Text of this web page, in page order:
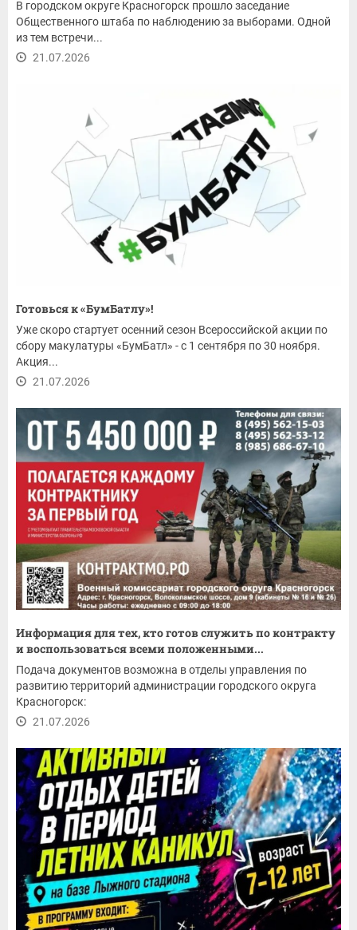
В городском округе Красногорск прошло заседание
Общественного штаба по наблюдению за выборами. Одной
из тем встречи...
21.07.2026
Готовься к «БумБатлу»!
Уже скоро стартует осенний сезон Всероссийской акции по
сбору макулатуры «БумБатл» - с 1 сентября по 30 ноября.
Акция...
21.07.2026
Информация для тех, кто готов служить по контракту
и воспользоваться всеми положенными...
Подача документов возможна в отделы управления по
развитию территорий администрации городского округа
Красногорск:
21.07.2026